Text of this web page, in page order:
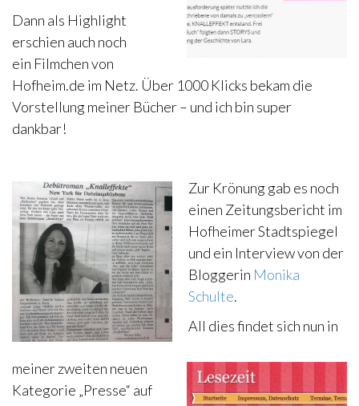
Dann als Highlight
erschien auch noch
ein Filmchen von
Hofheim.de im Netz. Über 1000 Klicks bekam die
Vorstellung meiner Bücher – und ich bin super
dankbar!
Zur Krönung gab es noch
einen Zeitungsbericht im
Hofheimer Stadtspiegel
und ein Interview von der
Bloggerin Monika
Schulte.
All dies findet sich nun in
meiner zweiten neuen
Kategorie „Presse“ auf